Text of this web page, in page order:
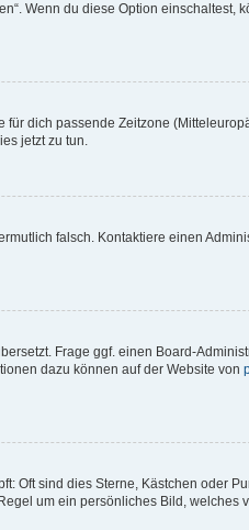
Wenn du diese Option einschaltest,
dich passende Zeitzone
jetzt zu tun.
falsch. Kontaktiere einen
Frage ggf. einen Board-
dazu können auf der Website von
Oft sind dies Sterne, Kästchen oder
um ein persönliches Bild, welches